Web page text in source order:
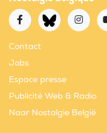
Contact
Jobs
Espace presse
Publicité Web & Radio
Naar Nostalgie België